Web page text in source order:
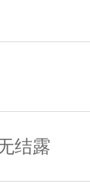
结露